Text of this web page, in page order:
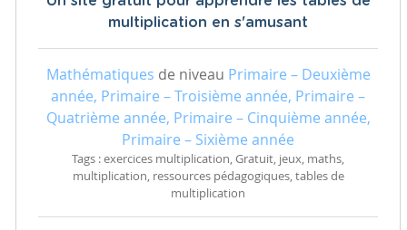
multiplication en s'amusant
Mathématiques de niveau Primaire – Deuxième
année, Primaire – Troisième année, Primaire –
Quatrième année, Primaire – Cinquième année,
Primaire – Sixième année
Tags : exercices multiplication, Gratuit, jeux, maths,
multiplication, ressources pédagogiques, tables de
multiplication